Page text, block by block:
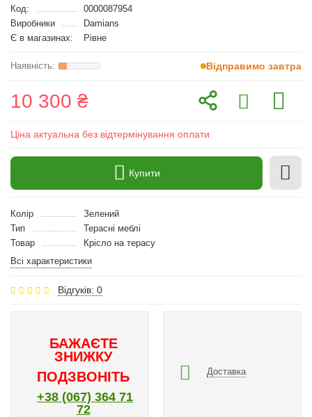
Код:
0000087954
Виробники
Damians
Є в магазинах:
Рівне
Відправимо завтра
10 300 ₴
Ціна актуальна без відтермінування оплати
Купити
Колір
Зелений
Тип
Терасні меблі
Товар
Крісло на терасу
Всі характеристики
Відгуків: 0
БАЖАЄТЕ
ЗНИЖКУ
ПОДЗВОНІТЬ
+38 (067) 364 71
72
Доставка